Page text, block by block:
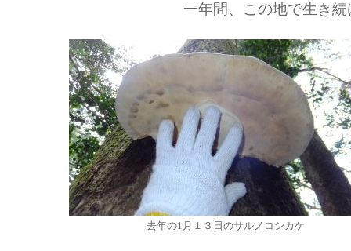
一年間、この地で生き
去年の1月１３日のサルノコシカケ